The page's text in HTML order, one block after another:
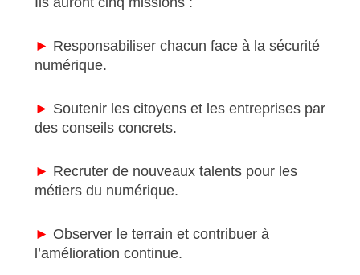
► Responsabiliser chacun face à la sécurité
numérique.
► Soutenir les citoyens et les entreprises par
des conseils concrets.
► Recruter de nouveaux talents pour les
métiers du numérique.
► Observer le terrain et contribuer à
l’amélioration continue.